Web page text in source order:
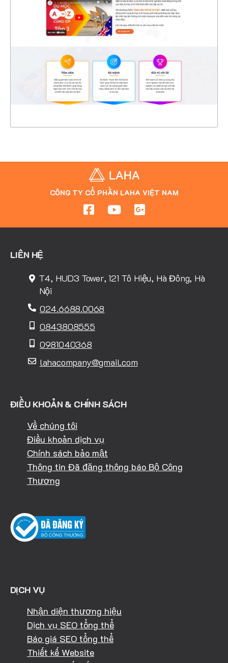
CHI TIẾT
XEM THỰC TẾ
CÔNG TY CỔ PHẦN LAHA VIỆT NAM
LIÊN HỆ
T4, HUD3 Tower, 121 Tô Hiệu, Hà Đông, Hà
Nội
024.6688.0068
0843808555
0981040368
lahacompany@gmail.com
ĐIỀU KHOẢN & CHÍNH SÁCH
Về chúng tôi
Điều khoản dịch vụ
Chính sách bảo mật
Thông tin Đã đăng thông báo Bộ Công
Thương
DỊCH VỤ
Nhận diện thương hiệu
Dịch vụ SEO tổng thể
Báo giá SEO tổng thể
Thiết kế Website